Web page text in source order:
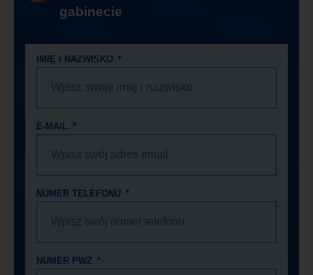
gabinecie
IMIĘ I NAZWISKO
E-MAIL
NUMER TELEFONU
NUMER PWZ